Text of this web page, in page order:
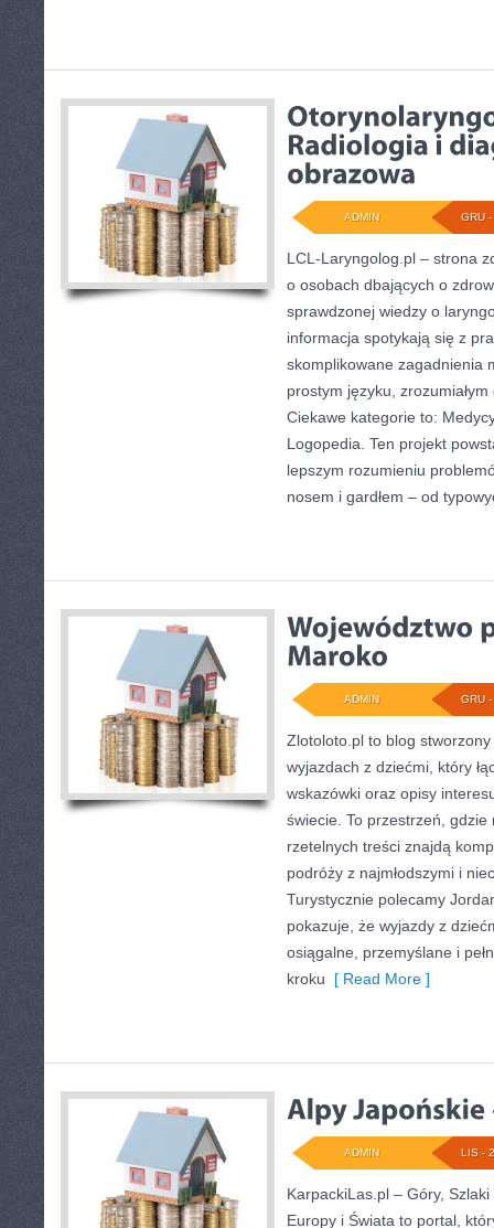
GRU
ADMIN
LCL-Laryngolog.pl – strona
o osobach dbających o
sprawdzonej wiedzy o
informacja spotykają się z
skomplikowane zagadnienia
prostym języku,
Ciekawe kategorie to:
Logopedia. Ten projekt
lepszym rozumieniu
nosem i gardłem – od
GRU
ADMIN
Zlotoloto.pl to blog
wyjazdach z dziećmi, który
wskazówki oraz opisy
świecie. To przestrzeń,
rzetelnych treści znajdą
podróży z najmłodszymi i
Turystycznie polecamy
pokazuje, że wyjazdy z
osiągalne, przemyślane i
kroku [ Read More ]
LIS -
ADMIN
KarpackiLas.pl – Góry,
Europy i Świata to portal,